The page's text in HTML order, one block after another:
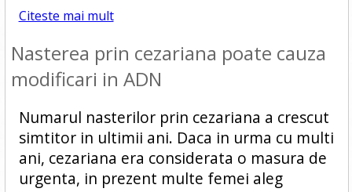
Citeste mai mult
Nasterea prin cezariana poate cauza
modificari in ADN
Numarul nasterilor prin cezariana a crescut
simtitor in ultimii ani. Daca in urma cu multi
ani, cezariana era considerata o masura de
urgenta, in prezent multe femei aleg